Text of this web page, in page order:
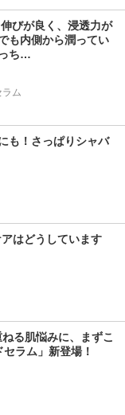
びが良く、浸透力が
も内側から潤ってい
ち…
ム
も！さっぱりシャバ
はどうしています
る肌悩みに、まずこ
ラム」新登場！